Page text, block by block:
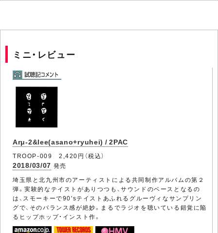
ミニ・レビュー
Arμ-2&lee(asano+ryuhei) / 2PAC
TROOP-009 2,420円（税込）
2018/03/07 発売
埼玉県と北九州市のアーティストによる共同制作アルバムの第２
弾。実験的なテイストがありつつも、サウンドのベースとなるの
は、スモーキーで90'sテイストあふれるグルーヴィなサンプリン
グで、そのバランス感が絶妙。まるでラジオを聴いている錯覚に陥
るヒップホップ・インスト作。